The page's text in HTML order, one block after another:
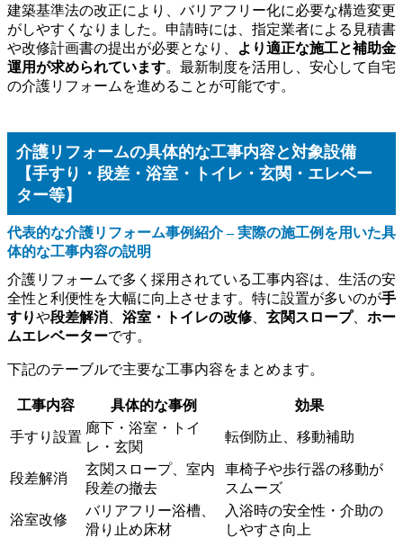
建築基準法の改正により、バリアフリー化に必要な構造変更
がしやすくなりました。申請時には、指定業者による見積書
や改修計画書の提出が必要となり、
より適正な施工と補助金
運用が求められています。最新制度を活用し、安心して自宅
の介護リフォームを進めることが可能です。
介護リフォームの具体的な工事内容と対象設備
【手すり・段差・浴室・トイレ・玄関・エレベー
ター等】
代表的な介護リフォーム事例紹介 – 実際の施工例を用いた具
体的な工事内容の説明
介護リフォームで多く採用されている工事内容は、生活の安
全性と利便性を大幅に向上させます。特に設置が多いのが手
すりや段差解消 浴室・トイレの改修 玄関スロープ、 ホー
ムエレベーターです。
下記のテーブルで主要な工事内容をまとめます。
工事内容 具体的な事例 効果
手すり設置
廊下・浴室・トイ
レ・玄関
転倒防止、移動補助
段差解消
玄関スロープ、室内
段差の撤去
車椅子や歩行器の移動が
スムーズ
浴室改修
バリアフリー浴槽、
滑り止め床材
入浴時の安全性・介助の
しやすさ向上